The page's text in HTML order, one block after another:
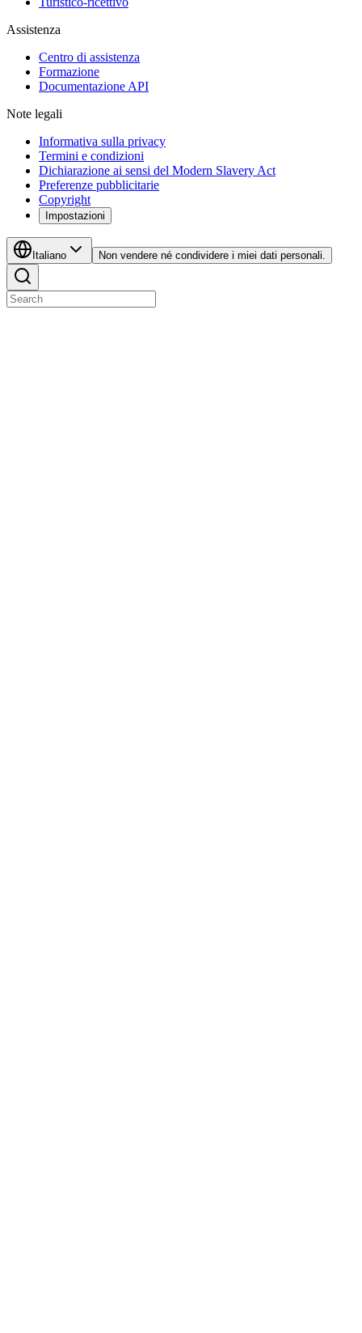
Assistenza
Centro di assistenza
Formazione
Documentazione API
Note legali
Informativa sulla privacy
Termini e condizioni
Dichiarazione ai sensi del Modern Slavery Act
Preferenze pubblicitarie
Copyright
Impostazioni
Italiano Non vendere né condividere i miei dati personali.